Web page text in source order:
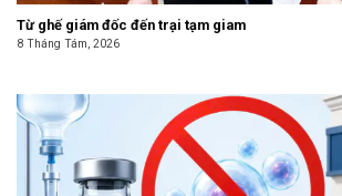
Từ ghế giám đốc đến trại tạm giam
8 Tháng Tám, 2026